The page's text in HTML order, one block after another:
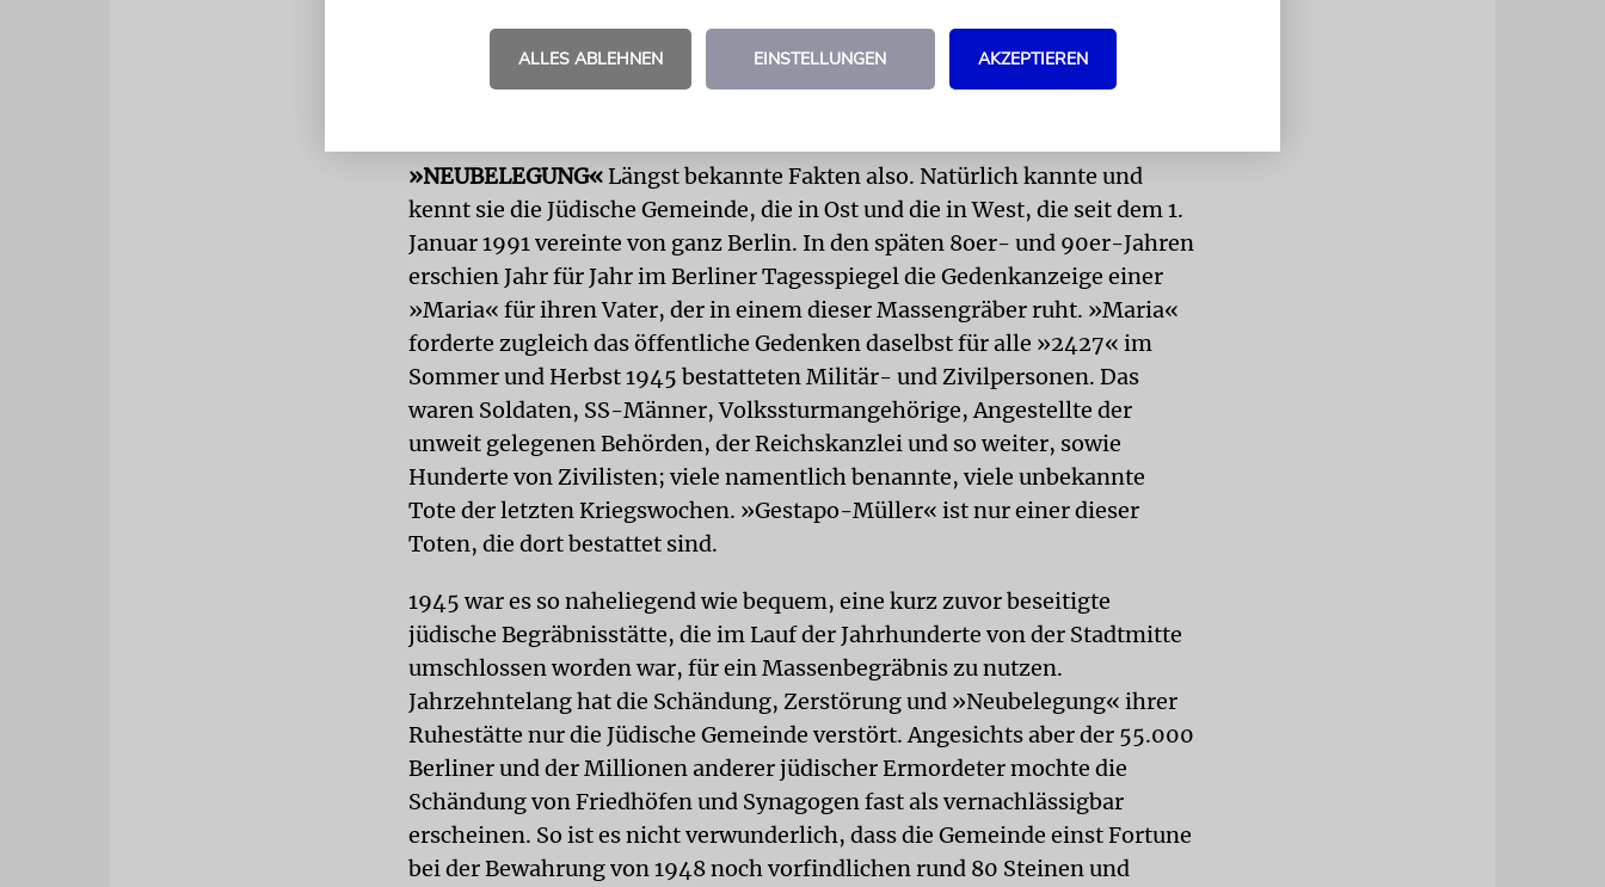
Umgestaltung zur Grünanlage wurde es 1973 eingeebnet. Aber es gibt Fotos
davon, zahlreiche kleine Grabhügel mit Blumenschmuck und Kreuzen;
»NEUBELEGUNG« Längst bekannte Fakten also. Natürlich kannte und
kennt sie die Jüdische Gemeinde, die in Ost und die in West, die seit dem 1.
Januar 1991 vereinte von ganz Berlin. In den späten 8oer- und 90er-Jahren
erschien Jahr für Jahr im Berliner Tagesspiegel die Gedenkanzeige einer
»Maria« für ihren Vater, der in einem dieser Massengräber ruht. »Maria«
forderte zugleich das öffentliche Gedenken daselbst für alle »2427« im
Sommer und Herbst 1945 bestatteten Militär- und Zivilpersonen. Das
waren Soldaten, SS-Männer, Volkssturmangehörige, Angestellte der
unweit gelegenen Behörden, der Reichskanzlei und so weiter, sowie
Hunderte von Zivilisten; viele namentlich benannte, viele unbekannte
Tote der letzten Kriegswochen. »Gestapo-Müller« ist nur einer dieser
Toten, die dort bestattet sind.
1945 war es so naheliegend wie bequem, eine kurz zuvor beseitigte
jüdische Begräbnisstätte, die im Lauf der Jahrhunderte von der Stadtmitte
umschlossen worden war, für ein Massenbegräbnis zu nutzen.
Jahrzehntelang hat die Schändung, Zerstörung und »Neubelegung« ihrer
Ruhestätte nur die Jüdische Gemeinde verstört. Angesichts aber der 55.000
Berliner und der Millionen anderer jüdischer Ermordeter mochte die
Schändung von Friedhöfen und Synagogen fast als vernachlässigbar
erscheinen. So ist es nicht verwunderlich, dass die Gemeinde einst Fortune
bei der Bewahrung von 1948 noch vorfindlichen rund 80 Steinen und
ALLES ABLEHNEN EINSTELLUNGEN AKZEPTIEREN